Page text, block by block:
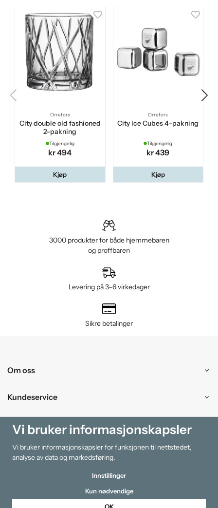
Orrefors
City double old fashioned
2-pakning
Tilgjengelig
kr 494
Kjøp
Orrefors
City Ice Cubes 4-pakning
Tilgjengelig
kr 439
Kjøp
3000 produkter for både hjemmebaren
og proffbaren
Levering på 3–6 virkedager
Sikre betalinger
Om oss
Kundeservice
Kjøpesenter
Information
Vi bruker informasjonskapsler
Vi bruker informasjonskapsler for funksjonen til nettstedet,
analyse av data og markedsføring.
Innstillinger
Kun nødvendige